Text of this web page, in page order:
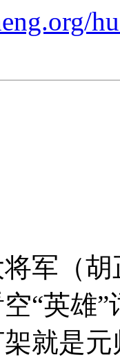
军（
“英雄
就是